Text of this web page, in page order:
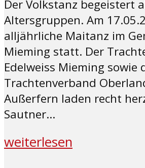
Der Volkstanz begeistert
Altersgruppen. Am
alljährliche Maitanz im
Mieming statt. Der
Edelweiss Mieming sowie
Trachtenverband
Außerfern laden recht
Sautner...
weiterlesen